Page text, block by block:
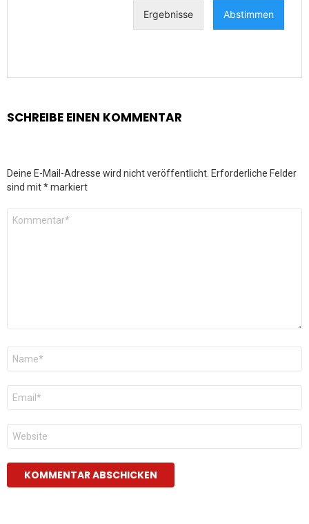
SCHREIBE EINEN KOMMENTAR
Deine E-Mail-Adresse wird nicht veröffentlicht. Erforderliche Felder
sind mit*markiert
Kommentar
Name
E-
Mail
*
Website